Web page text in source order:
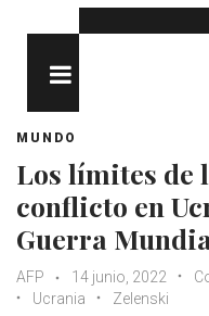
MUNDO
Los límites de
conflicto en
Guerra
AFP 14 junio, 2022
Ucrania
Zelenski